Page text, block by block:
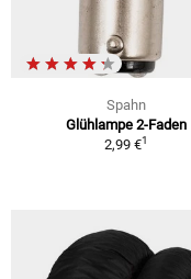
Spahn
Glühlampe 2-Faden
2,99 €1